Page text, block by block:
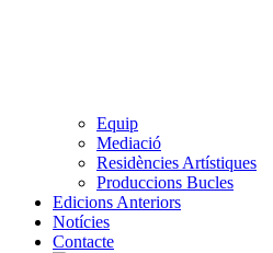
Equip
Mediació
Residències Artístiques
Produccions Bucles
Edicions Anteriors
Notícies
Contacte